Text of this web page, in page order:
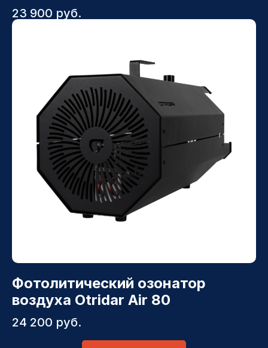
23 900 руб.
Фотолитический озонатор
воздуха Otridar Air 80
24 200 руб.